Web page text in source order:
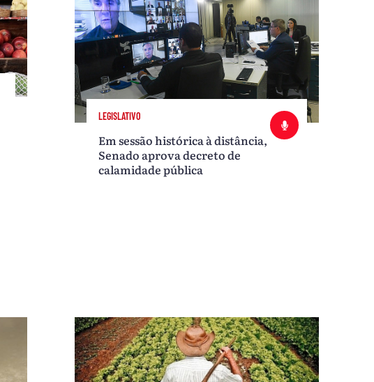
LEGISLATIVO
Em sessão histórica à distância,
Senado aprova decreto de
calamidade pública